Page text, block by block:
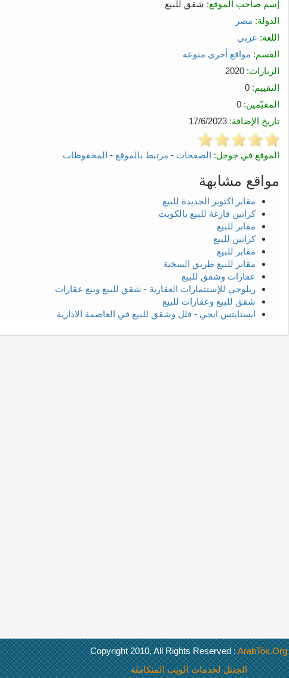
إسم صاحب الموقع: شقق للبيع
الدولة: مصر
اللغة: عربي
القسم: مواقع أخرى منوعه
الزيارات:
التقييم:
المقيّمين:
تاريخ الإضافة:
الموقع في جوجل: الصفحات - مرتبط بالموقع - المحفوظات
مواقع مشابهة
مقابر اكتوبر الجديدة للبيع
كراتين فارغة للبيع بالكويت
مقابر للبيع
كراتين للبيع
مقابر للبيع
مقابر للبيع طريق السخنة
عقارات وشقق للبيع
ريلوجي للإستثمارات العقارية - شقق للبيع وبيع عقارات
شقق للبيع وعقارات للبيع
ايستايتس ايجي - فلل وشقق للبيع في العاصمة الادارية
Copyright 2010, All Rights Reserved :ArabTok.Org
الجنتل لخدمات الويب المتكاملة